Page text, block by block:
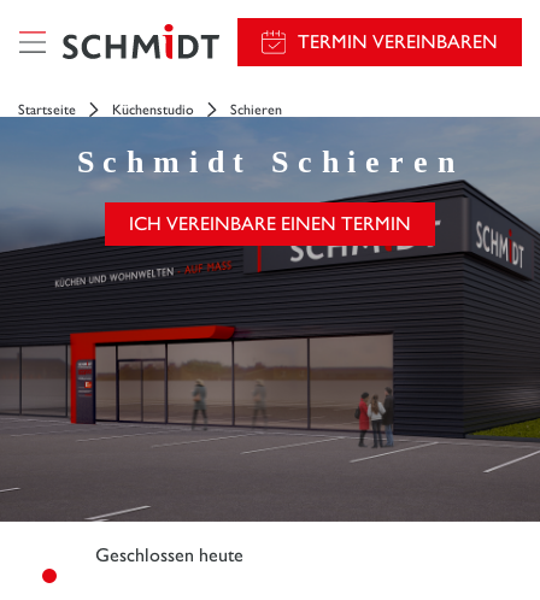
TERMIN VEREINBAREN
Startseite Küchenstudio Schieren
Schmidt Schieren
ICH VEREINBARE EINEN TERMIN
Geschlossen heute